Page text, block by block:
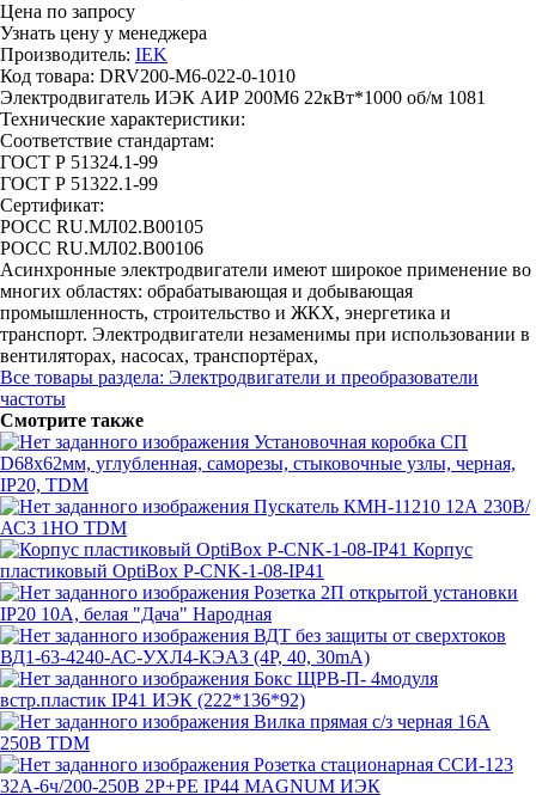
Цена по запросу
Узнать цену у менеджера
Производитель: IEK
Код товара: DRV200-M6-022-0-1010
Электродвигатель ИЭК АИР 200М6 22кВт*1000 об/м 1081
Технические характеристики:
Соответствие стандартам:
ГОСТ Р 51324.1-99
ГОСТ Р 51322.1-99
Сертификат:
РОСС RU.МЛ02.B00105
РОСС RU.МЛ02.B00106
Асинхронные электродвигатели имеют широкое применение во
многих областях: обрабатывающая и добывающая
промышленность, строительство и ЖКХ, энергетика и
транспорт. Электродвигатели незаменимы при использовании в
вентиляторах, насосах, транспортёрах,
Все товары раздела: Электродвигатели и преобразователи
частоты
Смотрите также
Установочная коробка СП
D68х62мм, углубленная, саморезы, стыковочные узлы, черная,
IP20, TDM
Пускатель КМН-11210 12А 230В/
АС3 1НО TDM
Корпус
пластиковый OptiBox P-CNK-1-08-IP41
Розетка 2П открытой установки
IP20 10А, белая "Дача" Народная
ВДТ без защиты от сверхтоков
ВД1-63-4240-АС-УХЛ4-КЭАЗ (4P, 40, 30mA)
Бокс ЩРВ-П- 4модуля
встр.пластик IP41 ИЭК (222*136*92)
Вилка прямая с/з черная 16А
250В TDM
Розетка стационарная ССИ-123
32А-6ч/200-250В 2Р+РЕ IP44 MAGNUM ИЭК